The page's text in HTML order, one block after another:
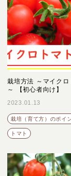
栽培方法 ～マイクロ
～ 【初心者向け】
2023.01.13
栽培（育て方）のポイ
トマト